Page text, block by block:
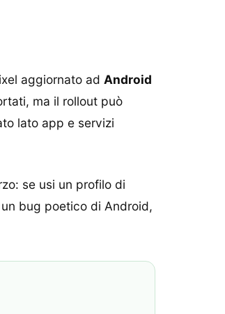
aggiornato ad Android
ma il rollout può
lato app e servizi
se usi un profilo di
bug poetico di Android,